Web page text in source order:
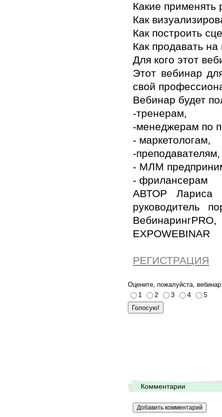
Какие применять
Как
Как построить
Как продавать
Для кого этот
Этот вебинар
свой
Вебинар будет
-тренерам,
-менеджерам по
- маркетологам,
-преподавателям,
- МЛМ
- фрилансерам
АВТОР Лариса
руководитель
EXPOWEBINAR
РЕГИСТРАЦИЯ
Оцените, пожалуйста,
1
2 3 4 5
Комментарии